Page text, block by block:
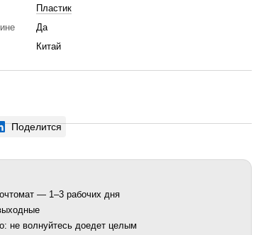
Пластик
Да
Китай
Поделится
— 1–3 рабочих дня
не волнуйтесь доедет целым